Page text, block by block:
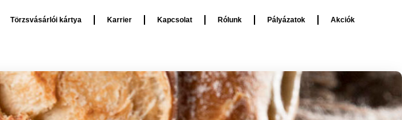
Törzsvásárlói kártya Karrier Kapcsolat Rólunk Pályázatok Akciók
Akciók